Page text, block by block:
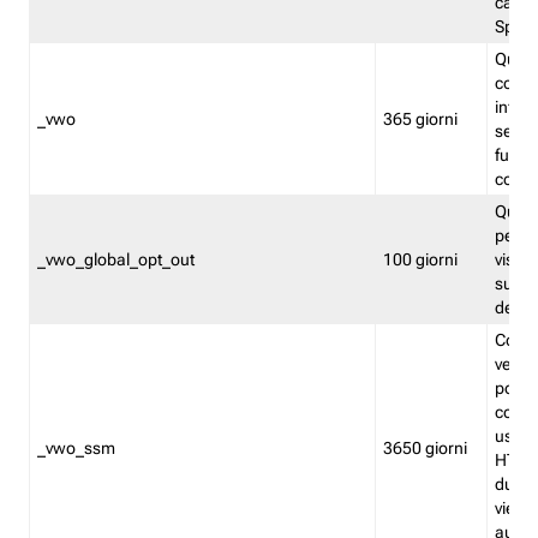
Split
_vwo 365 giorni
_vwo_global_opt_out 100 giorni
su
_vwo_ssm 3650 giorni
viene